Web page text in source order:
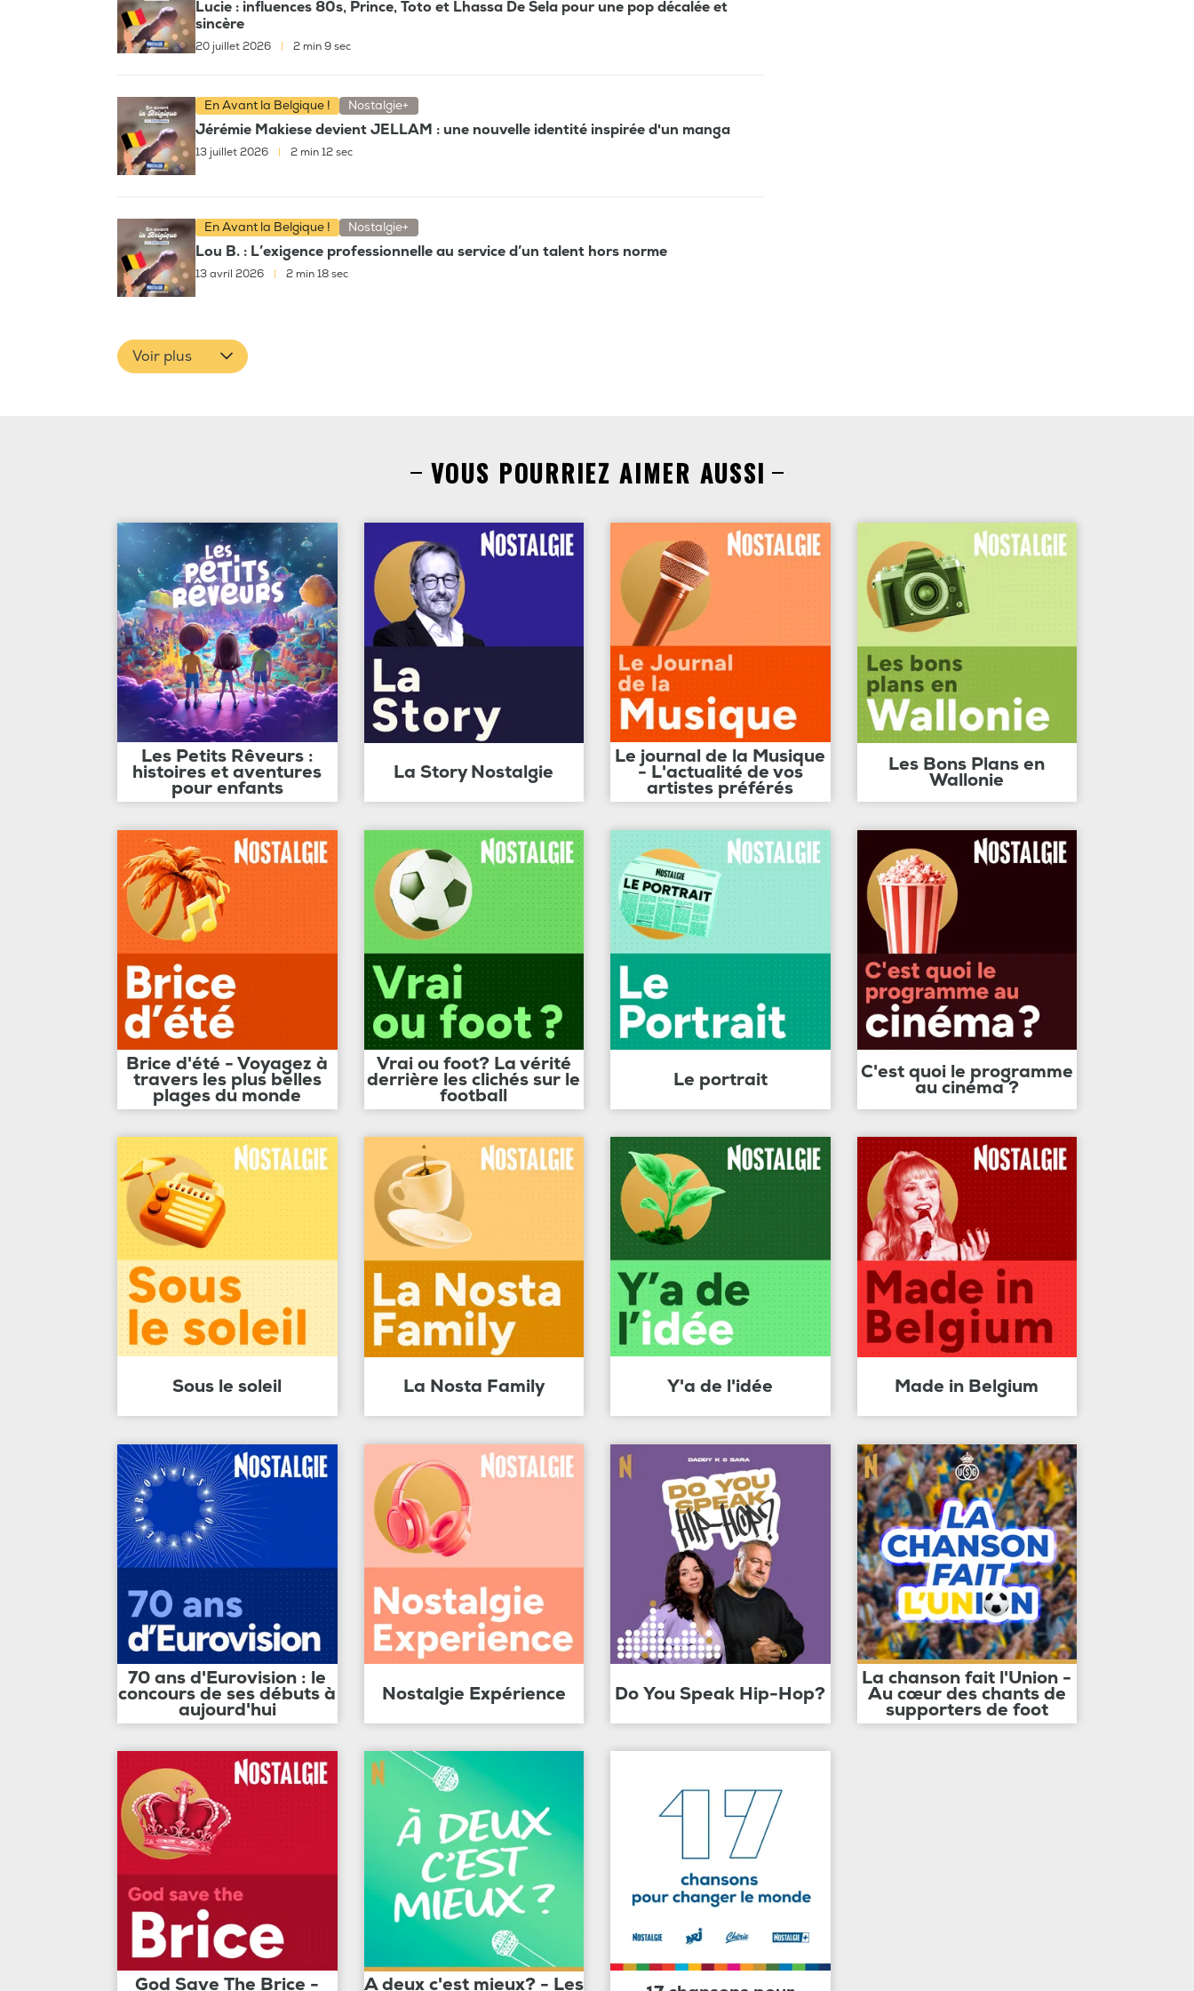
Lucie : influences 80s, Prince, Toto et Lhassa De Sela pour une pop décalée et
sincère
20 juillet 2026 2 min 9 sec
En Avant la Belgique ! Nostalgie+
Jérémie Makiese devient JELLAM : une nouvelle identité inspirée d'un manga
13 juillet 2026 2 min 12 sec
En Avant la Belgique ! Nostalgie+
Lou B. : L’exigence professionnelle au service d’un talent hors norme
13 avril 2026 2 min 18 sec
Voir plus
VOUS POURRIEZ AIMER AUSSI
Les Petits Rêveurs :
histoires et aventures
pour enfants
La Story Nostalgie
Le journal de la Musique
- L'actualité de vos
artistes préférés
Les Bons Plans en
Wallonie
Brice d'été - Voyagez à
travers les plus belles
plages du monde
Vrai ou foot? La vérité
derrière les clichés sur le
football
Le portrait C'est quoi le programme
au cinéma ?
Sous le soleil La Nosta Family Y'a de l'idée Made in Belgium
70 ans d'Eurovision : le
concours de ses débuts à
aujourd'hui
Nostalgie Expérience Do You Speak Hip-Hop?
La chanson fait l'Union -
Au cœur des chants de
supporters de foot
God Save The Brice - A deux c'est mieux? - Les